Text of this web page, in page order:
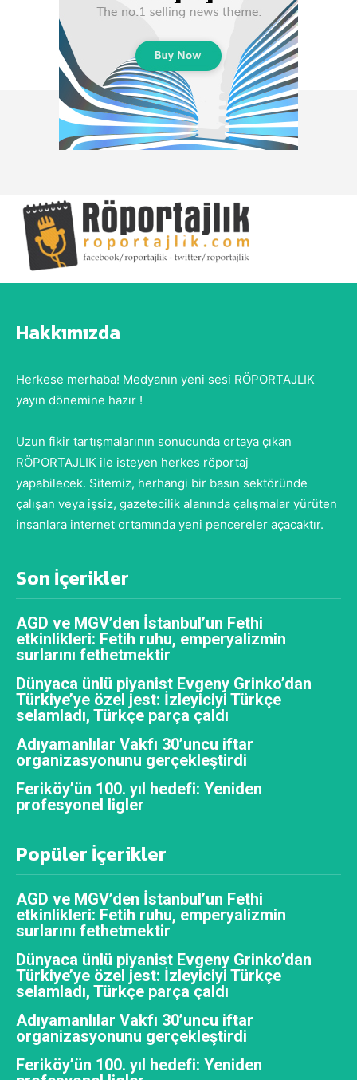
Hakkımızda
Herkese merhaba! Medyanın yeni sesi RÖPORTAJLIK
yayın dönemine hazır !
Uzun fikir tartışmalarının sonucunda ortaya çıkan
RÖPORTAJLIK ile isteyen herkes röportaj
yapabilecek. Sitemiz, herhangi bir basın sektöründe
çalışan veya işsiz, gazetecilik alanında çalışmalar yürüten
insanlara internet ortamında yeni pencereler açacaktır.
Son İçerikler
AGD ve MGV’den İstanbul’un Fethi
etkinlikleri: Fetih ruhu, emperyalizmin
surlarını fethetmektir
Dünyaca ünlü piyanist Evgeny Grinko’dan
Türkiye’ye özel jest: İzleyiciyi Türkçe
selamladı, Türkçe parça çaldı
Adıyamanlılar Vakfı 30’uncu iftar
organizasyonunu gerçekleştirdi
Feriköy’ün 100. yıl hedefi: Yeniden
profesyonel ligler
Popüler İçerikler
AGD ve MGV’den İstanbul’un Fethi
etkinlikleri: Fetih ruhu, emperyalizmin
surlarını fethetmektir
Dünyaca ünlü piyanist Evgeny Grinko’dan
Türkiye’ye özel jest: İzleyiciyi Türkçe
selamladı, Türkçe parça çaldı
Adıyamanlılar Vakfı 30’uncu iftar
organizasyonunu gerçekleştirdi
Feriköy’ün 100. yıl hedefi: Yeniden